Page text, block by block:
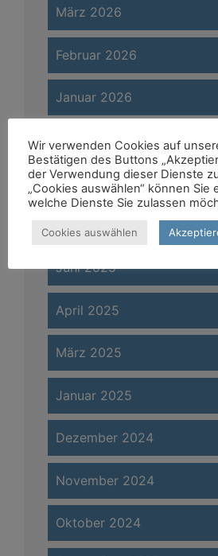
März 2026
Februar 2026
Januar 2026
November 2025
August 2025
Juli 2025
Juni 2025
April 2025
März 2025
Januar 2025
Dezember 2024
November 2024
Oktober 2024
Wir verwenden Cookies auf
Bestätigen des Buttons
der Verwendung dieser Dienste
„Cookies auswählen“ können Sie
welche Dienste Sie zulassen
Cookies auswählen